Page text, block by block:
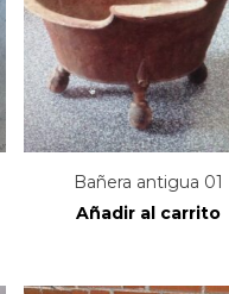
Bañera antigua 01
Añadir al carrito